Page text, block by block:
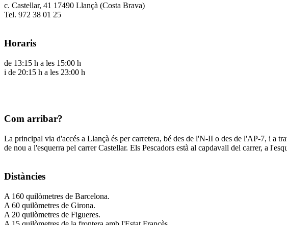
c. Castellar, 41 17490 Llançà (Costa Brava)
Tel. 972 38 01 25
Horaris
de 13:15 h a les 15:00 h
i de 20:15 h a les 23:00 h
Com arribar?
La principal via d'accés a Llançà és per carretera, bé des de l'N-II o des de l'AP-7, i a
de nou a l'esquerra pel carrer Castellar. Els Pescadors està al capdavall del carrer, a
Distàncies
A 160 quilòmetres de Barcelona.
A 60 quilòmetres de Girona.
A 20 quilòmetres de Figueres.